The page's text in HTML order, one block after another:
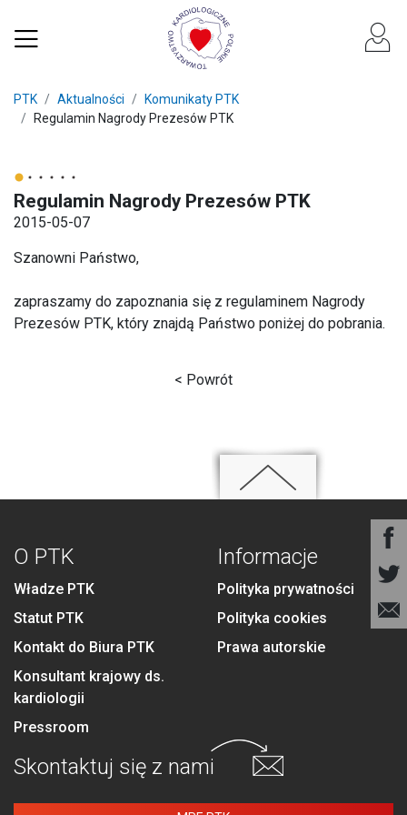
PTK Aktualności
Komunikaty PTK
Regulamin Nagrody Prezesów PTK
Regulamin Nagrody Prezesów PTK
2015-05-07
Szanowni Państwo,
zapraszamy do zapoznania się z regulaminem Nagrody
Prezesów PTK, który znajdą Państwo poniżej do pobrania.
< Powrót
O PTK
Władze PTK
Statut PTK
Kontakt do Biura PTK
Konsultant krajowy ds.
kardiologii
Pressroom
Informacje
Polityka prywatności
Polityka cookies
Prawa autorskie
Skontaktuj się z nami